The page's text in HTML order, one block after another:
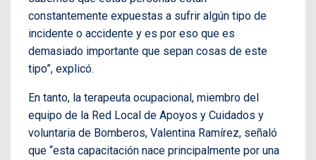
constantemente expuestas a sufrir algún tipo de
incidente o accidente y es por eso que es
demasiado importante que sepan cosas de este
tipo”, explicó.
En tanto, la terapeuta ocupacional, miembro del
equipo de la Red Local de Apoyos y Cuidados y
voluntaria de Bomberos, Valentina Ramírez, señaló
que “esta capacitación nace principalmente por una